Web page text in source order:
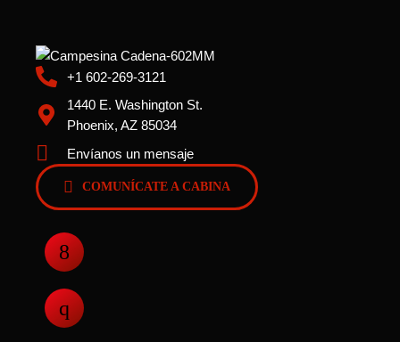
+1 602-269-3121
1440 E. Washington St.
Phoenix, AZ 85034
Envíanos un mensaje
COMUNÍCATE A CABINA